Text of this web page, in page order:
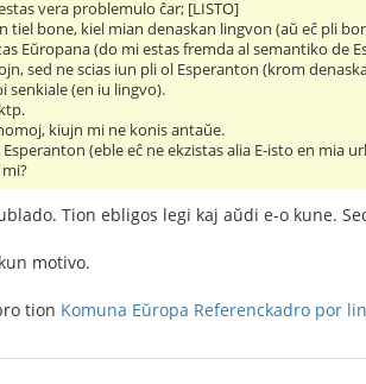
vera problemulo ĉar; [LISTO]
tiel bone, kiel mian denaskan lingvon (aŭ eĉ pli
Eŭropana (do mi estas fremda al semantiko de
sed ne scias iun pli ol Esperanton (krom
senkiale (en iu lingvo).
kiujn mi ne konis antaŭe.
(eble eĉ ne ekzistas alia E-isto en mia
Tion ebligos legi kaj aŭdi e-o kune.
motivo.
tion Komuna Eŭropa Referenckadro por